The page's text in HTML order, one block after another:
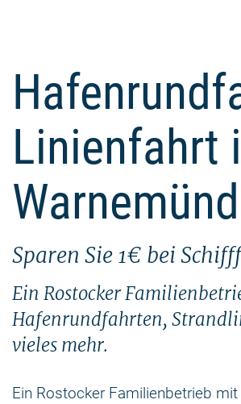
Linienfahrt
Sparen Sie 1€ bei
Ein Rostocker
Hafenrundfahrten,
vieles mehr.
Ein Rostocker Familienbetrieb